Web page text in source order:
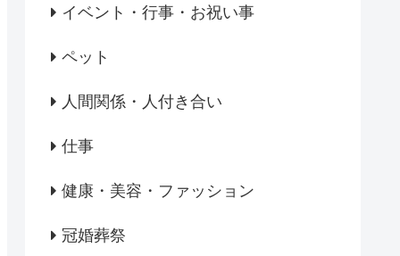
イベント・行事・お祝い事
ペット
人間関係・人付き合い
仕事
健康・美容・ファッション
冠婚葬祭